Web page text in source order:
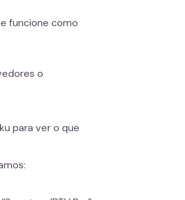
funcione como
o
para ver o que